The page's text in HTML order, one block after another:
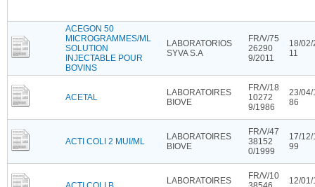
ACEGON 50
MICROGRAMMES/ML
SOLUTION
INJECTABLE POUR
BOVINS
LABORATORIOS
SYVA S.A
FR/V/75
26290
9/2011
18/02/
11
ACETAL
LABORATOIRES
BIOVE
FR/V/18
10272
9/1986
23/04/
86
ACTI COLI 2 MUI/ML
LABORATOIRES
BIOVE
FR/V/47
38152
0/1999
17/12/
99
LABORATOIRES
FR/V/10
12/01/